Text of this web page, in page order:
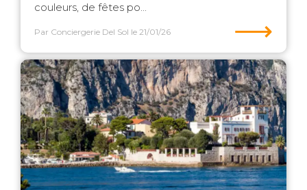
couleurs, de fêtes po...
Par Conciergerie Del Sol le 21/01/26 ⟶